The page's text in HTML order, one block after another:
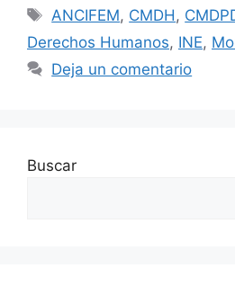
ANCIFEM, CMDH ,
Derechos Humanos, INE,
Deja un comentario
Buscar